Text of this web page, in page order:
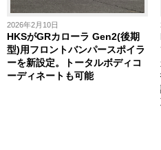
2026年2月10日
HKSがGRカローラ Gen2(後期
型)用フロントバンパースポイラ
ーを新設定。トータルボディコ
ーディネートも可能